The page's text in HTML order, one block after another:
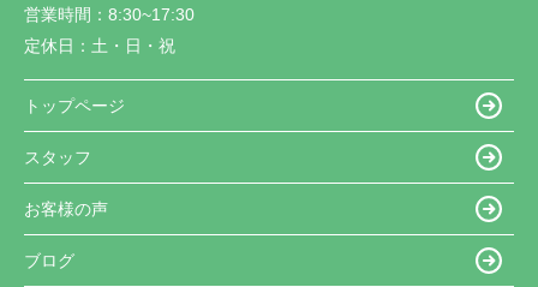
営業時間： 8:30~17:30
定休日： 土・日・祝
トップページ
スタッフ
お客様の声
ブログ